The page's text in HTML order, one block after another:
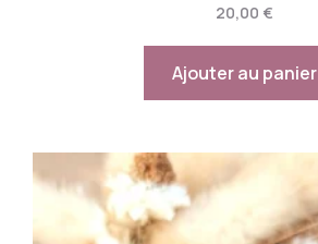
20,00 €
Ajouter au panier